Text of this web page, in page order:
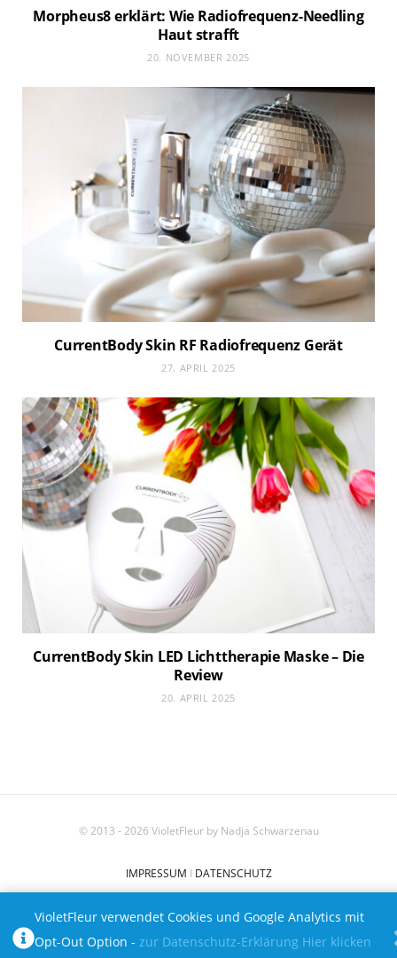
Morpheus8 erklärt: Wie Radiofrequenz-Needling
Haut strafft
20. NOVEMBER 2025
CurrentBody Skin RF Radiofrequenz Gerät
27. APRIL 2025
CurrentBody Skin LED Lichttherapie Maske – Die
Review
20. APRIL 2025
© 2013 - 2026 VioletFleur by Nadja Schwarzenau
IMPRESSUM I DATENSCHUTZ
FACEBOOK
X (TWITTER)
INSTAGRAM
PINTEREST
VioletFleur verwendet Cookies und Google Analytics mit
Opt-Out Option - zur Datenschutz-Erklärung Hier klicken